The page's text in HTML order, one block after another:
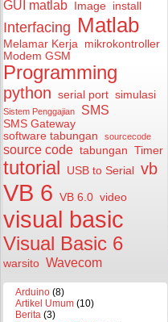
GUI matlab Image install
Interfacing Matlab
Melamar Kerja mikrokontroller
Modem GSM
Programming
python serial port simulasi
Sistem Penggajian SMS
SMS Gateway
software tabungan
sourcecode
source code tabungan Timer
tutorial USB to Serial vb
VB 6 VB 6.0 video
visual basic
Visual Basic 6
warsito Wavecom
Arduino (8)
Artikel Umum (10)
Berita (3)